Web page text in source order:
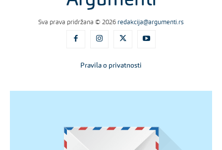
Sva prava pridržana © 2026 redakcija@argumenti.rs
Pravila o privatnosti